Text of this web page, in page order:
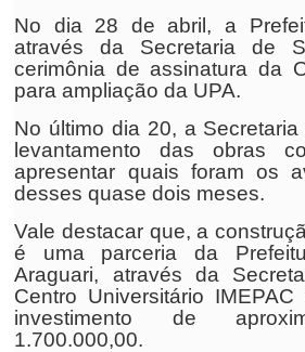
No dia 28 de abril, a
através da Secretaria de
cerimônia de assinatura da
para ampliação da UPA.
No último dia 20, a
levantamento das obras
apresentar quais foram os
desses quase dois meses.
Vale destacar que, a
é uma parceria da
Araguari, através da
Centro Universitário
investimento de
1.700.000,00.